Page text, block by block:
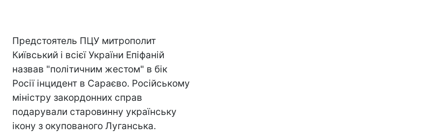
Предстоятель ПЦУ митрополит
Київський і всієї України Епіфаній
назвав "політичним жестом" в бік
Росії інцидент в Сараєво. Російському
міністру закордонних справ
подарували старовинну українську
ікону з окупованого Луганська.